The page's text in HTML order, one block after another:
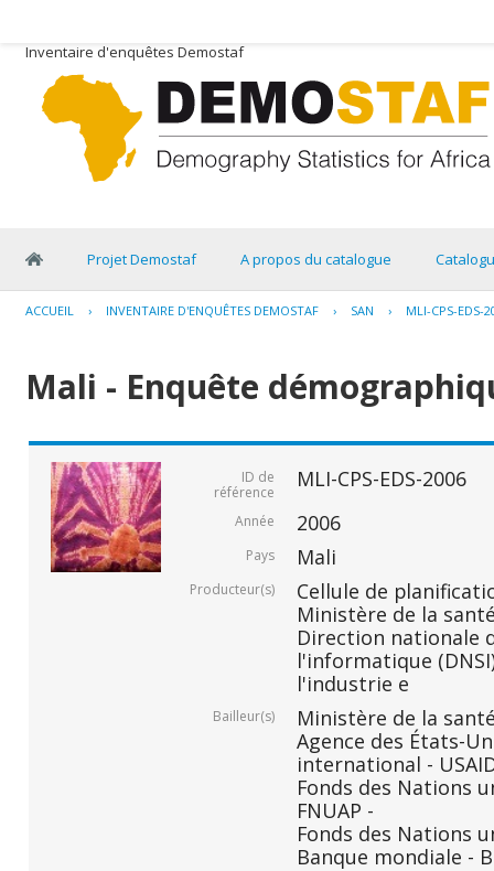
Inventaire d'enquêtes Demostaf
Projet Demostaf A propos du catalogue
ACCUEIL › INVENTAIRE D'ENQUÊTES DEMOSTAF › SAN › MLI-CPS-EDS-
Mali - Enquête
ID de
référence
MLI-CPS-EDS-2006
Année 2006
Pays Mali
Producteur(s)
Cellule de
Ministère de la
Direction nationale
l'informatique
l'industrie e
Bailleur(s)
Ministère de la
Agence des États-
international -
Fonds des Nations
FNUAP -
Fonds des Nations
Banque mondiale -